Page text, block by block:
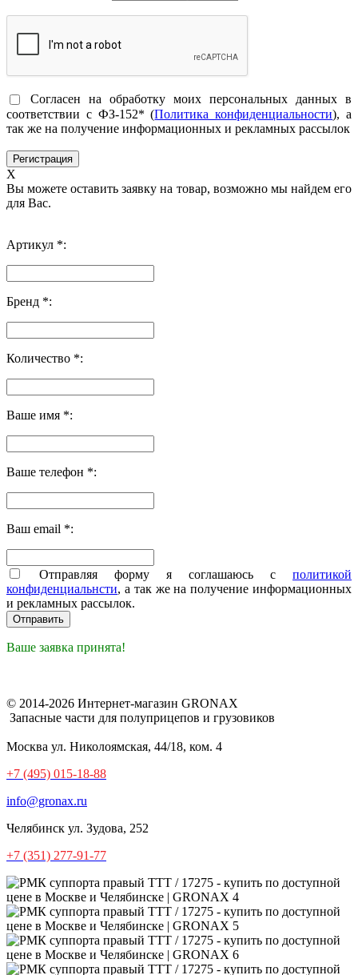
Согласен на обработку моих персональных данных в
соответствии с ФЗ-152* (Политика конфиденциальности), а
так же на получение информационных и рекламных рассылок
X
Вы можете оставить заявку на товар, возможно мы найдем его
для Вас.
Артикул *:
Бренд *:
Количество *:
Ваше имя *:
Ваше телефон *:
Ваш email *:
Отправляя форму я соглашаюсь с политикой
конфиденциальнсти, а так же на получение информационных
и рекламных рассылок.
Ваше заявка принята!
© 2014-2026 Интернет-магазин GRONAX
Запасные части для полуприцепов и грузовиков
Москва ул. Николоямская, 44/18, ком. 4
+7 (495) 015-18-88
info@gronax.ru
Челябинск ул. Зудова, 252
+7 (351) 277-91-77